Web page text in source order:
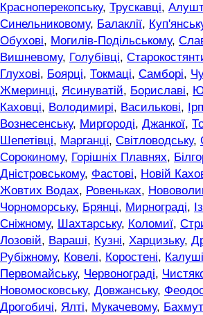
Красноперекопську, Трускавці,
Синельниковому, Балаклії,
Обухові, Могилів-Подільському,
Вишневому, Голубівці,
Глухові, Боярці, Токмаці, Самборі,
Жмеринці, Ясинуватій, Бориславі,
Каховці, Володимирі, Василькові,
Вознесенську, Миргороді, Джанкої,
Шепетівці, Марганці, Світловодську,
Сорокиному, Горішніх Плавнях,
Дністровському, Фастові, Новій
Жовтих Водах, Ровеньках,
Чорноморську, Брянці, Мирнограді,
Сніжному, Шахтарську, Коломиї,
Лозовій, Вараші, Кузні, Харцизьку,
Рубіжному, Ковелі, Коростені, Калуші
Первомайську, Червонограді,
Новомосковську, Довжанську,
Дрогобичі, Ялті, Мукачевому,